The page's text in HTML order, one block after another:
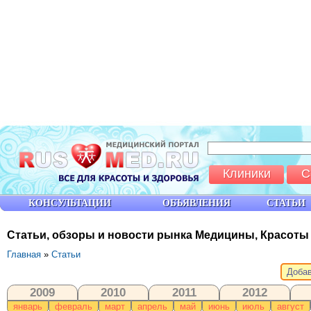
Статьи, обзоры и новости рынка Медицины,
Главная » Статьи
2009 2010 2011 2012
январь февраль март апрель май июнь июль август
КОНСУЛЬТАЦИИ ОБЪЯВЛЕНИЯ СТАТЬИ
Клиники